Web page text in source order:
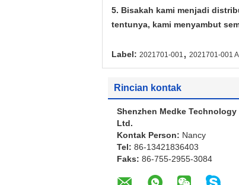
5. Bisakah kami menjadi
tentunya, kami menyambut
Label: 2021701-001 , 2021701-001
Rincian kontak
Shenzhen Medke Technology
Ltd.
Kontak Person: Nancy
Tel: 86-13421836403
Faks: 86-755-2955-3084